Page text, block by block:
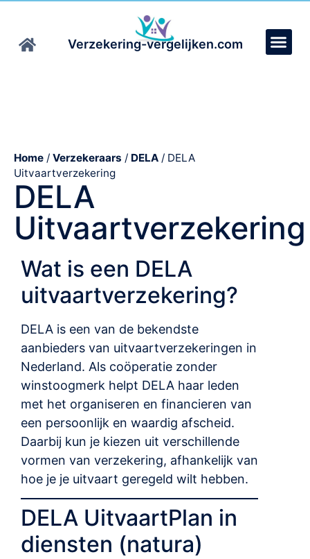
Verzekering-vergelijken.com
Home / Verzekeraars / DELA / DELA
Uitvaartverzekering
DELA
Uitvaartverzekering
Wat is een DELA
uitvaartverzekering?
DELA is een van de bekendste
aanbieders van uitvaartverzekeringen in
Nederland. Als coöperatie zonder
winstoogmerk helpt DELA haar leden
met het organiseren en financieren van
een persoonlijk en waardig afscheid.
Daarbij kun je kiezen uit verschillende
vormen van verzekering, afhankelijk van
hoe je je uitvaart geregeld wilt hebben.
DELA UitvaartPlan in
diensten (natura)